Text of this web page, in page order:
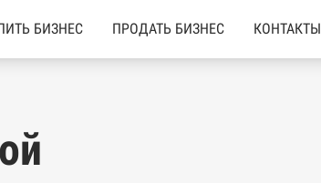
БИЗНЕС ПРОДАТЬ БИЗНЕС КОНТАКТЫ